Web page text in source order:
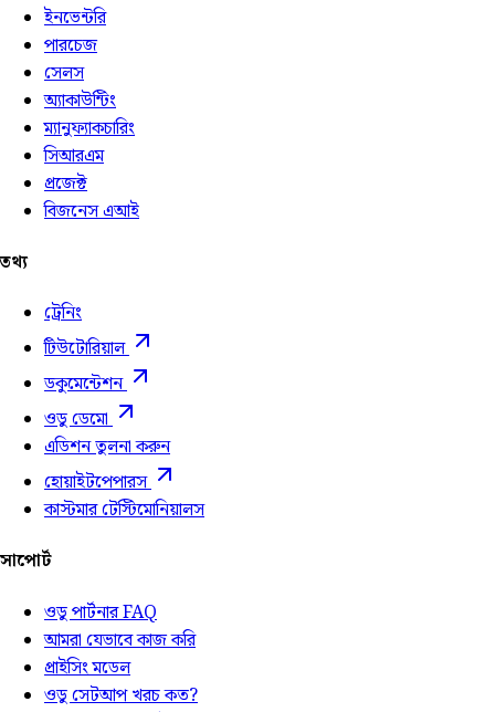
ইনভেন্টরি
পারচেজ
সেলস
অ্যাকাউন্টিং
ম্যানুফ্যাকচারিং
সিআরএম
প্রজেক্ট
বিজনেস এআই
তথ্য
ট্রেনিং
টিউটোরিয়াল
ডকুমেন্টেশন
ওডু ডেমো
এডিশন তুলনা করুন
হোয়াইটপেপারস
কাস্টমার টেস্টিমোনিয়ালস
সাপোর্ট
ওডু পার্টনার FAQ
আমরা যেভাবে কাজ করি
প্রাইসিং মডেল
ওডু সেটআপ খরচ কত?